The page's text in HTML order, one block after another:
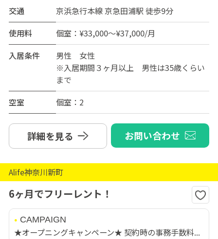
交通
京浜急行本線 京急田浦駅 徒歩9分
使用料
個室：¥33,000～¥37,000/月
入居条件
男性 女性
※入居期間３ヶ月以上 男性は35歳くらい
まで
空室
個室：2
詳細を見る お問い合わせ
Alife神奈川新町
6ヶ月でフリーレント！
CAMPAIGN
★オープニングキャンペーン★ 契約時の事務手数料...